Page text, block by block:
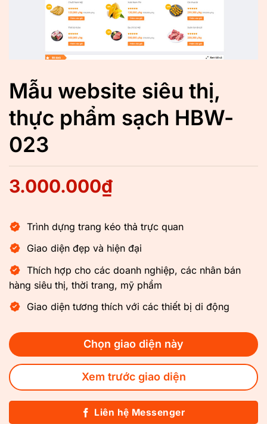
Mẫu website siêu thị,
thực phẩm sạch HBW-
023
3.000.000₫
Trình dựng trang kéo thả trực quan
Giao diện đẹp và hiện đại
Thích hợp cho các doanh nghiệp, các nhân bán
hàng siêu thị, thời trang, mỹ phẩm
Giao diện tương thích với các thiết bị di động
Chọn giao diện này
Xem trước giao diện
Liên hệ Messenger